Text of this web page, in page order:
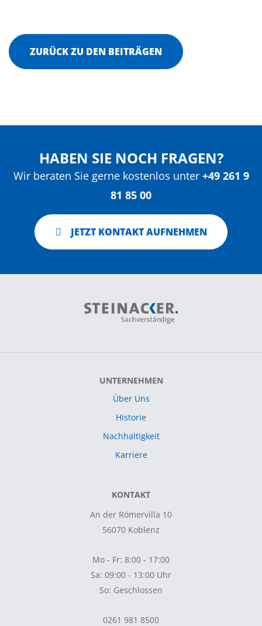
ZURÜCK ZU DEN BEITRÄGEN
HABEN SIE NOCH FRAGEN?
Wir beraten Sie gerne kostenlos unter +49 261 9
81 85 00
JETZT KONTAKT AUFNEHMEN
UNTERNEHMEN
Über Uns
Historie
Nachhaltigkeit
Karriere
KONTAKT
An der Römervilla 10
56070 Koblenz
Mo - Fr: 8:00 - 17:00
Sa: 09:00 - 13:00 Uhr
So: Geschlossen
0261 981 8500